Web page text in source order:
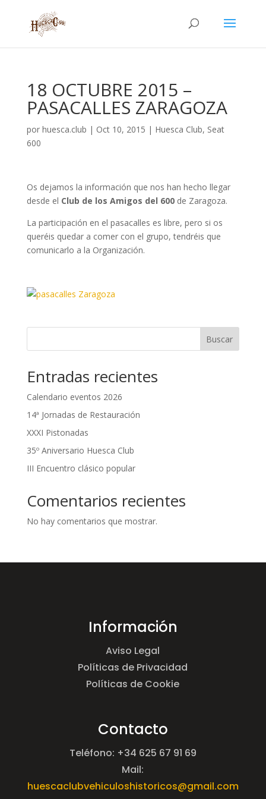
18 OCTUBRE 2015 –
PASACALLES ZARAGOZA
por huesca.club | Oct 10, 2015 | Huesca Club, Seat
600
Os dejamos la información que nos han hecho llegar
desde el Club de los Amigos del 600de Zaragoza.
La participación en el pasacalles es libre, pero si os
queréis quedar a comer con el grupo, tendréis que
comunicarlo a la Organización.
Buscar
Entradas recientes
Calendario eventos 2026
14ª Jornadas de Restauración
XXXI Pistonadas
35º Aniversario Huesca Club
III Encuentro clásico popular
Comentarios recientes
No hay comentarios que mostrar.
Información
Aviso Legal
Políticas de Privacidad
Políticas de Cookie
Contacto
Teléfono: +34 625 67 91 69
Mail:
huescaclubvehiculoshistoricos@gmail.com